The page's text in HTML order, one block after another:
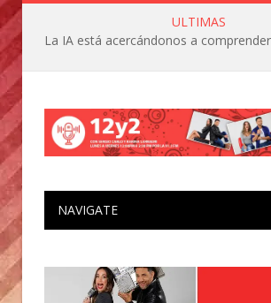
ULTIMAS
NAVIGATE